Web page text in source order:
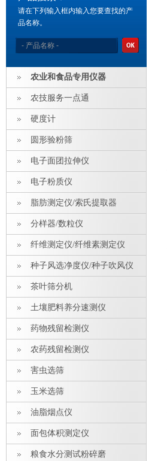
请在下列输入框内输入您要查找的产
品名称。
农业和食品专用仪器
农技服务一点通
硬度计
圆形验粉筛
电子面团拉伸仪
电子粉质仪
脂肪测定仪/索氏提取器
分样器/数粒仪
纤维测定仪/纤维素测定仪
种子风选净度仪/种子吹风仪
茶叶筛分机
土壤肥料养分速测仪
药物残留检测仪
农药残留检测仪
害虫选筛
玉米选筛
油脂烟点仪
面包体积测定仪
粮食水分测试粉碎磨